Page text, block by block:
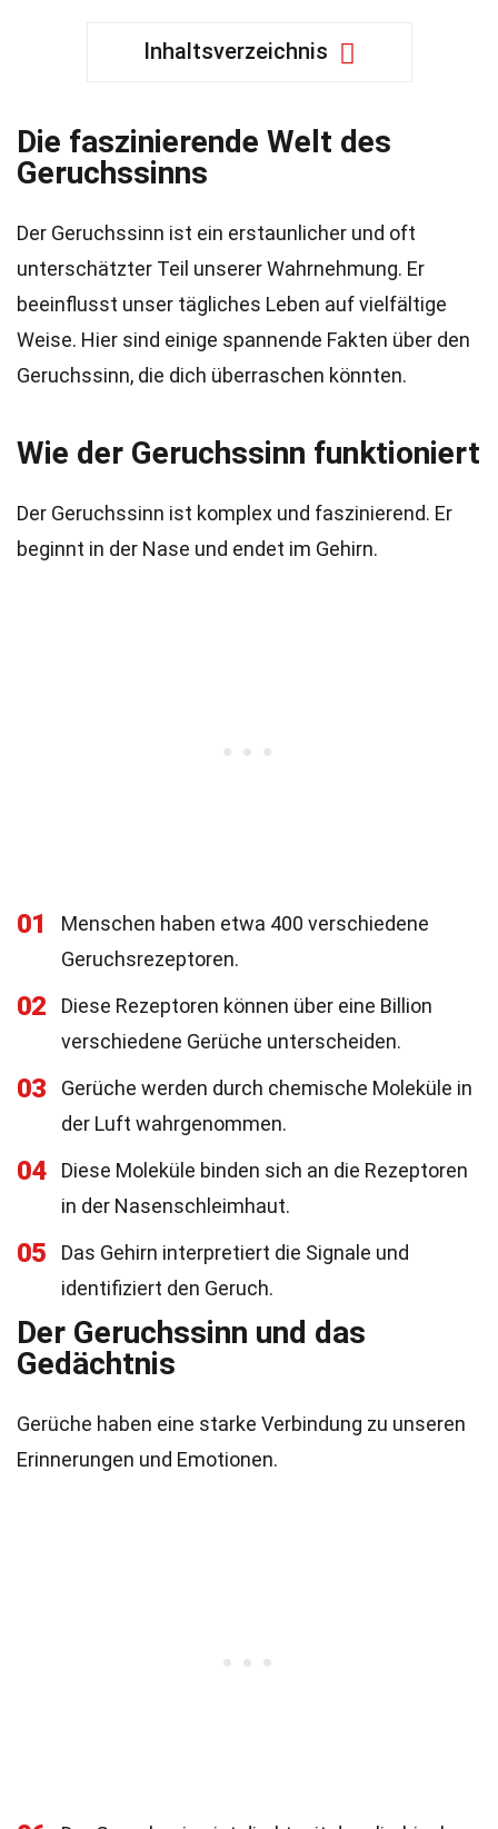
Inhaltsverzeichnis
Die faszinierende Welt des
Geruchssinns
Der Geruchssinn ist ein erstaunlicher und oft
unterschätzter Teil unserer Wahrnehmung. Er
beeinflusst unser tägliches Leben auf vielfältige
Weise. Hier sind einige spannende Fakten über den
Geruchssinn, die dich überraschen könnten.
Wie der Geruchssinn funktioniert
Der Geruchssinn ist komplex und faszinierend. Er
beginnt in der Nase und endet im Gehirn.
01
Menschen haben etwa 400 verschiedene
Geruchsrezeptoren.
02
Diese Rezeptoren können über eine Billion
verschiedene Gerüche unterscheiden.
03
Gerüche werden durch chemische Moleküle in
der Luft wahrgenommen.
04
Diese Moleküle binden sich an die Rezeptoren
in der Nasenschleimhaut.
05
Das Gehirn interpretiert die Signale und
identifiziert den Geruch.
Der Geruchssinn und das
Gedächtnis
Gerüche haben eine starke Verbindung zu unseren
Erinnerungen und Emotionen.